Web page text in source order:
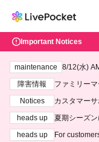
Important Notices
maintenance
8/12(水)
障害情報
ファミリー
Notices
カスタマー
heads up
夏期シーズ
heads up
For